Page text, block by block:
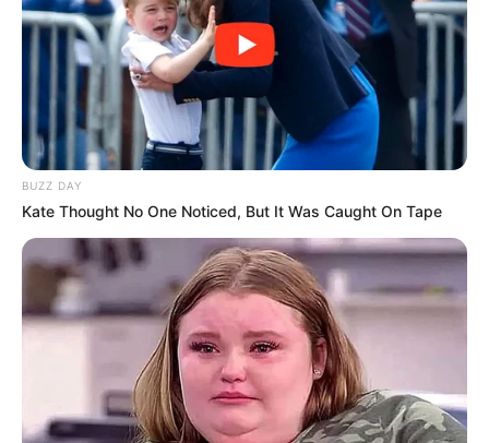
Langka Banget! 10 Pose Lucu
Katak yang Bikin Ketawa
Gemes
Ambyar! 10 Kalimat Baper
Pakai Bahasa Jawa Ini Bikin
Galau Abis
BUZZ DAY
Kate Thought No One Noticed, But It Was Caught On Tape